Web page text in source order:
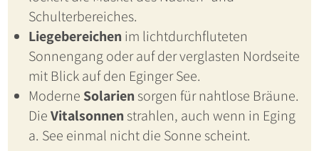
Schulterbereiches.
Liegebereichen im lichtdurchfluteten
Sonnengang oder auf der verglasten Nordseite
mit Blick auf den Eginger See.
Moderne Solarien sorgen für nahtlose Bräune.
DieVitalsonnen strahlen, auch wenn in Eging
a. See einmal nicht die Sonne scheint.